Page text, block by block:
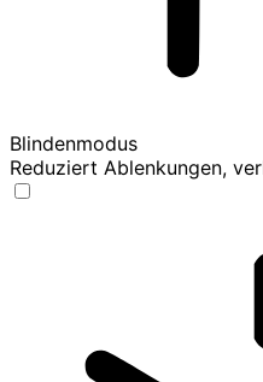
Blindenmodus
Reduziert Ablenkungen,